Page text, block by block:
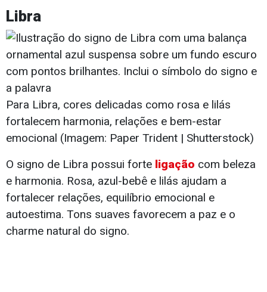
Libra
Para Libra, cores delicadas como rosa e lilás
fortalecem harmonia, relações e bem-estar
emocional (Imagem: Paper Trident | Shutterstock)
O signo de Libra possui forte ligação com beleza
e harmonia. Rosa, azul-bebê e lilás ajudam a
fortalecer relações, equilíbrio emocional e
autoestima. Tons suaves favorecem a paz e o
charme natural do signo.